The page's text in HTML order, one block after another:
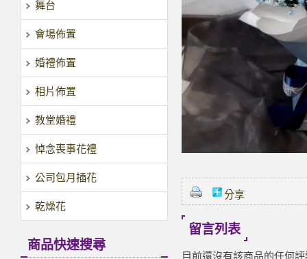
舞台
會場佈置
婚禮佈置
相片佈置
教堂婚禮
悼念喪事花禮
公司包月插花
乾燥花
商品快速搜尋
分享
留言列表
目前還沒有該商品的任何